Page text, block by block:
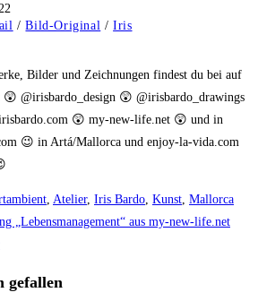
/ Bild-Original / Iris
Bilder und Zeichnungen findest du bei auf
@irisbardo_design 😲 @irisbardo_drawings
😲 my-new-life.net 😲 und in
😉 in Artá/Mallorca und enjoy-la-vida.com
, Atelier, Iris Bardo, Kunst, Mallorca
„Lebensmanagement“ aus my-new-life.net
gefallen